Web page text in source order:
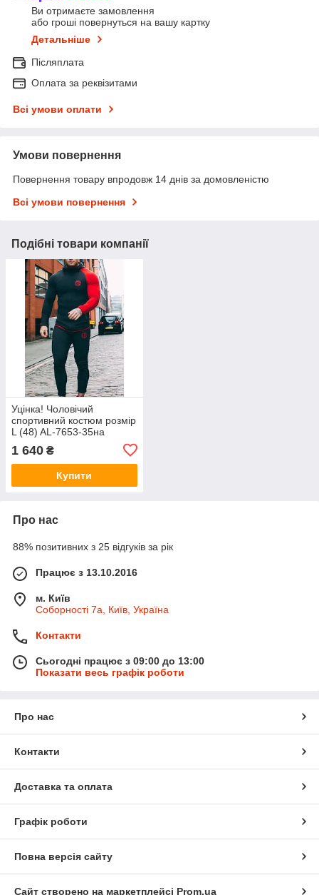
Ви отримаєте замовлення
або гроші повернуться на вашу картку
Детальніше
Післяплата
Оплата за реквізитами
Всі умови оплати
Умови повернення
Повернення товару впродовж 14 днів за домовленістю
Всі умови повернення
Подібні товари компанії
Уцінка! Чоловічий
спортивний костюм розмір
L (48) AL-7653-35на
тримача в кофті.
1 640 ₴
Купити
Про нас
88% позитивних з 25 відгуків за рік
Працює з 13.10.2016
м. Київ
Соборності 7а, Київ, Україна
Контакти
Сьогодні працює з 09:00 до 13:00
Показати весь графік роботи
Про нас
Контакти
Доставка та оплата
Графік роботи
Повна версія сайту
Сайт створено на маркетплейсі Prom.ua